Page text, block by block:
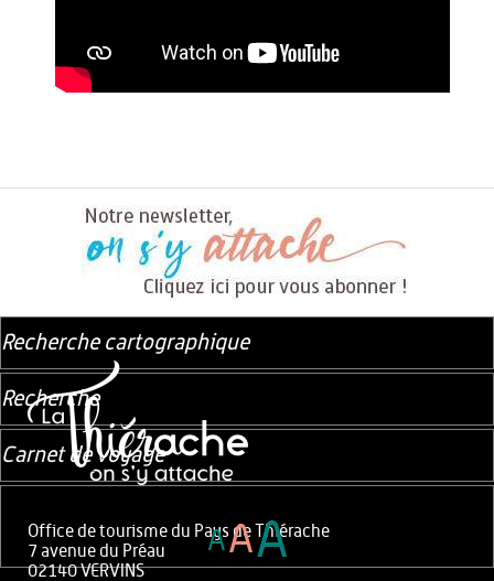
Office de tourisme du Pays de Thiérache
7 avenue du Préau
02140 VERVINS
Recherche cartographique
Recherche
Carnet de voyage
AAA